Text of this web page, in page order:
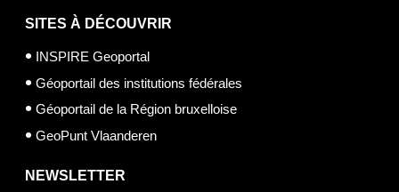
SITES À DÉCOUVRIR
INSPIRE Geoportal
Géoportail des institutions fédérales
Géoportail de la Région bruxelloise
GeoPunt Vlaanderen
NEWSLETTER